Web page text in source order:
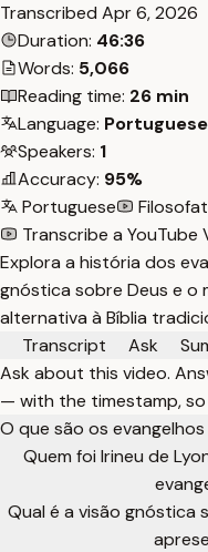
Transcribed Apr 6, 2026
Duration: 46:36
Words: 5,066
Reading time: 26 min
Language: Portuguese
Speakers: 1
Accuracy: 95%
Portuguese
Transcribe a YouTube
Explora a história dos
gnóstica sobre Deus e o
alternativa à Bíblia
Transcript
Ask
Ask about this video.
— with the timestamp,
O que são os
Quem foi Irineu de
Qual é a visão gnóstica